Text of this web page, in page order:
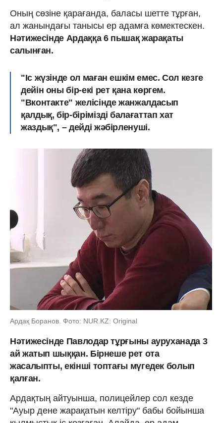
Оның сөзіне қарағанда, баласы шетте тұрған,
ал жанындағы танысы ер адамға көмектескен.
Нәтижесінде Ардаққа 6 пышақ жарақаты
салынған.
"Іс жүзінде ол маған ешкім емес. Сол кезге
дейін оны бір-екі рет қана көргем.
"Вконтакте" желісінде жанжалдасып
қалдық, бір-бірімізді балағаттап хат
жаздық", – дейді жәбірленуші.
Ардақ Боранов. Фото: NUR.KZ: Original
Нәтижесінде Павлодар тұрғыны ауруханада 3
ай жатып шыққан. Бірнеше рет ота
жасалыпты, екінші топтағы мүгедек болып
қалған.
Ардақтың айтуынша, полицейлер сол кезде
"Ауыр дене жарақатын келтіру" бабы бойынша